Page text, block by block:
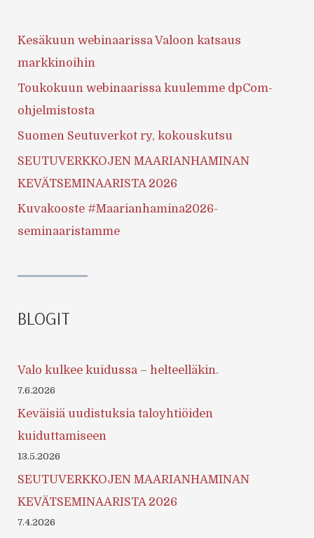
Kesäkuun webinaarissa Valoon katsaus
markkinoihin
Toukokuun webinaarissa kuulemme dpCom-
ohjelmistosta
Suomen Seutuverkot ry, kokouskutsu
SEUTUVERKKOJEN MAARIANHAMINAN
KEVÄTSEMINAARISTA 2026
Kuvakooste #Maarianhamina2026-
seminaaristamme
BLOGIT
Valo kulkee kuidussa – helteelläkin.
7.6.2026
Keväisiä uudistuksia taloyhtiöiden
kuiduttamiseen
13.5.2026
SEUTUVERKKOJEN MAARIANHAMINAN
KEVÄTSEMINAARISTA 2026
7.4.2026